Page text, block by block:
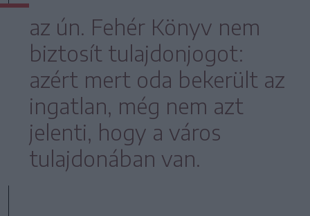
az ún. Fehér Könyv nem
biztosít tulajdonjogot:
azért mert oda bekerült az
ingatlan, még nem azt
jelenti, hogy a város
tulajdonában van.